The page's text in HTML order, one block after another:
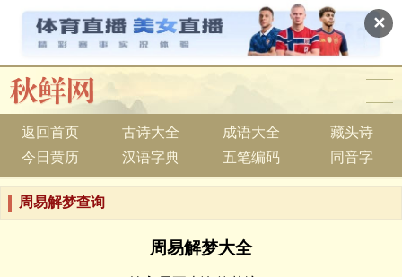
✕
返回首页 古诗大全 成语大全
藏头诗
今日黄历
汉语字典 五笔编码 同音字
周易解梦查询
周易解梦大全